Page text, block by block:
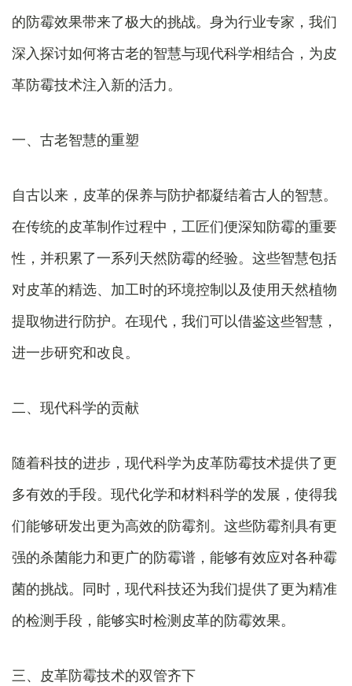
的防霉效果带来了极大的挑战。身为行业专家，我们
深入探讨如何将古老的智慧与现代科学相结合，为皮
革防霉技术注入新的活力。
一、古老智慧的重塑
自古以来，皮革的保养与防护都凝结着古人的智慧。
在传统的皮革制作过程中，工匠们便深知防霉的重要
性，并积累了一系列天然防霉的经验。这些智慧包括
对皮革的精选、加工时的环境控制以及使用天然植物
提取物进行防护。在现代，我们可以借鉴这些智慧，
进一步研究和改良。
二、现代科学的贡献
随着科技的进步，现代科学为皮革防霉技术提供了更
多有效的手段。现代化学和材料科学的发展，使得我
们能够研发出更为高效的防霉剂。这些防霉剂具有更
强的杀菌能力和更广的防霉谱，能够有效应对各种霉
菌的挑战。同时，现代科技还为我们提供了更为精准
的检测手段，能够实时检测皮革的防霉效果。
三、皮革防霉技术的双管齐下